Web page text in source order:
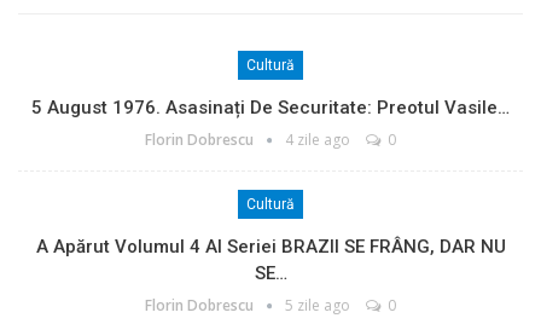
Cultură
5 August 1976. Asasinați De Securitate: Preotul Vasile…
Florin Dobrescu 4 zile ago 0
Cultură
A Apărut Volumul 4 Al Seriei BRAZII SE FRÂNG, DAR NU
SE…
Florin Dobrescu 5 zile ago 0